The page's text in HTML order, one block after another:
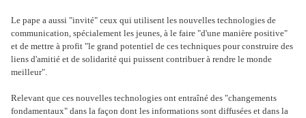
Le pape a aussi "invité" ceux qui utilisent les nouvelles technologies de
communication, spécialement les jeunes, à le faire "d'une manière positive"
et de mettre à profit "le grand potentiel de ces techniques pour construire des
liens d'amitié et de solidarité qui puissent contribuer à rendre le monde
meilleur".
Relevant que ces nouvelles technologies ont entraîné des "changements
fondamentaux" dans la façon dont les informations sont diffusées et dans la